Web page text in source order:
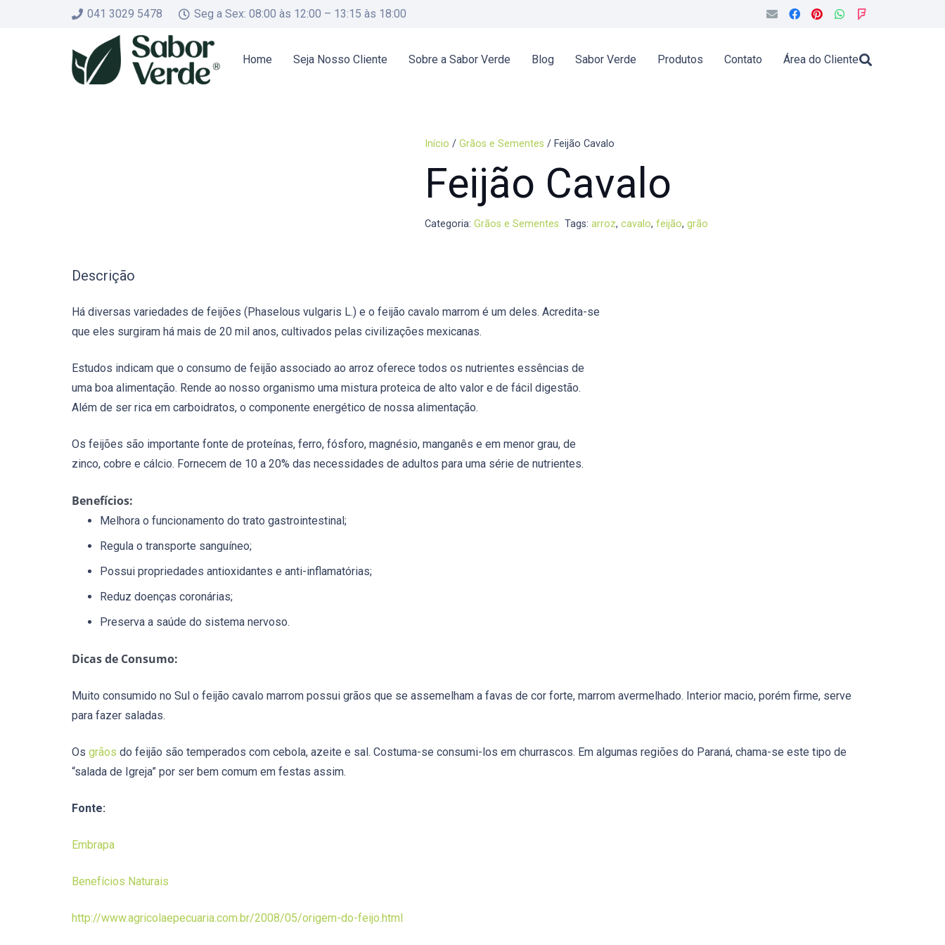
041 3029 5478 Seg a Sex: 08:00 às 12:00 – 13:15 às 18:00
Home Seja Nosso Cliente Sobre a Sabor Verde Blog Sabor Verde Produtos Contato Área do Cliente
Início / Grãos e Sementes / Feijão Cavalo
Feijão Cavalo
Categoria: Grãos e Sementes Tags:arroz,cavalo,feijão,grão
Descrição
Há diversas variedades de feijões (Phaselous vulgaris L.) e o feijão cavalo marrom é um deles. Acredita-se
que eles surgiram há mais de 20 mil anos, cultivados pelas civilizações mexicanas.
Estudos indicam que o consumo de feijão associado ao arroz oferece todos os nutrientes essências de
uma boa alimentação. Rende ao nosso organismo uma mistura proteica de alto valor e de fácil digestão.
Além de ser rica em carboidratos, o componente energético de nossa alimentação.
Os feijões são importante fonte de proteínas, ferro, fósforo, magnésio, manganês e em menor grau, de
zinco, cobre e cálcio. Fornecem de 10 a 20% das necessidades de adultos para uma série de nutrientes.
Benefícios:
Melhora o funcionamento do trato gastrointestinal;
Regula o transporte sanguíneo;
Possui propriedades antioxidantes e anti-inflamatórias;
Reduz doenças coronárias;
Preserva a saúde do sistema nervoso.
Dicas de Consumo:
Muito consumido no Sul o feijão cavalo marrom possui grãos que se assemelham a favas de cor forte, marrom avermelhado. Interior macio, porém firme, serve
para fazer saladas.
Os grãos do feijão são temperados com cebola, azeite e sal. Costuma-se consumi-los em churrascos. Em algumas regiões do Paraná, chama-se este tipo de
“salada de Igreja” por ser bem comum em festas assim.
Fonte:
Embrapa
Benefícios Naturais
http://www.agricolaepecuaria.com.br/2008/05/origem-do-feijo.html